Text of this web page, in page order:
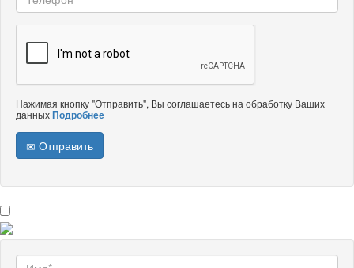
Нажимая кнопку "Отправить", Вы соглашаетесь на обработку Ваших
данныхПодробнее
Отправить